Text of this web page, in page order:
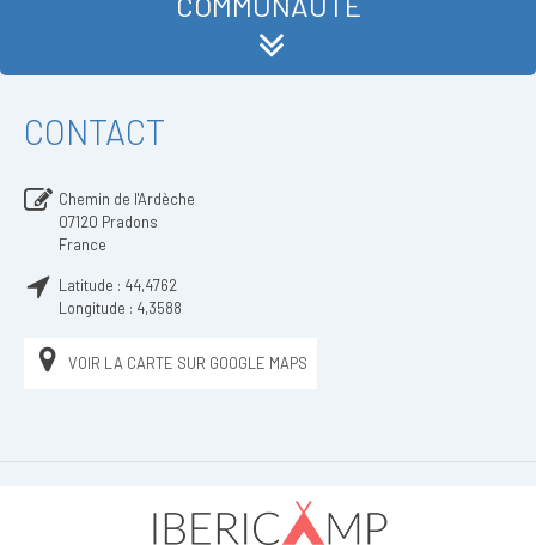
CONTACT
Chemin de l'Ardèche
07120 Pradons
France
Latitude : 44,4762
Longitude : 4,3588
VOIR LA CARTE SUR GOOGLE MAPS